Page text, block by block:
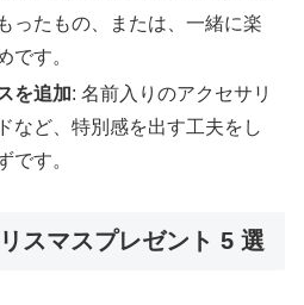
ったもの、または、一緒に楽
です。
を追加: 名前入りのアクセサリ
など、特別感を出す工夫をし
です。
スマスプレゼント 5 選